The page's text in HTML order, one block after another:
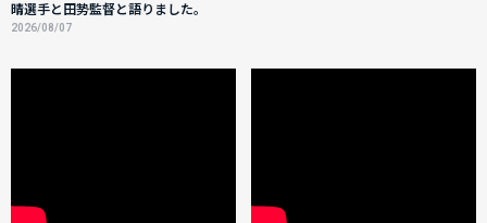
晴選手と田㔟監督と語りました。
2026/08/07